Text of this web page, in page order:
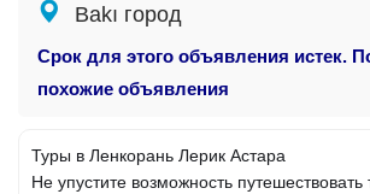
Bakı город
Срок для этого объявления истек.
похожие объявления
Туры в Ленкорань Лерик Астара
Не упустите возможность путешествовать